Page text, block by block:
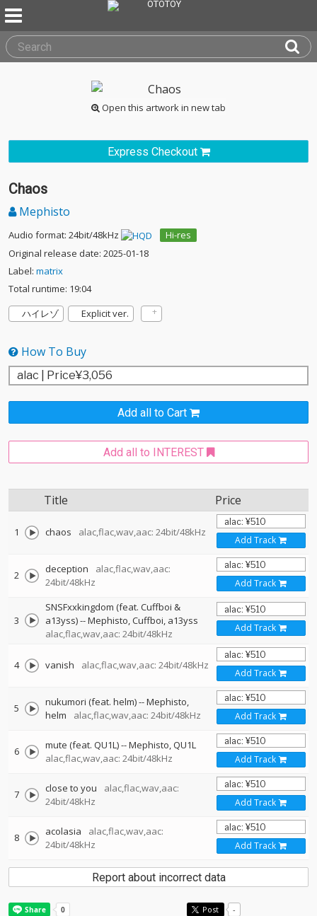
Open this artwork in new tab
Express Checkout
Chaos
Mephisto
Audio format: 24bit/48kHz
Hi-res
Original release date: 2025-01-18
Label: matrix
Total runtime: 19:04
ハイレゾ
Explicit ver.
How To Buy
Add all to Cart
Add all to INTEREST
Title Price
1 chaos alac,flac,wav,aac: 24bit/48kHz
Add Track
2 deception
alac,flac,wav,aac:
24bit/48kHz
Add Track
3
SNSFxxkingdom (feat. Cuffboi &
a13yss)--Mephisto Cuffboi a13yss
alac,flac,wav,aac: 24bit/48kHz
Add Track
4 vanish alac,flac,wav,aac: 24bit/48kHz
Add Track
5 nukumori (feat. helm)--Mephisto
helm
alac,flac,wav,aac: 24bit/48kHz Add Track
6 mute (feat. QU1L)--Mephisto QU1L
alac,flac,wav,aac: 24bit/48kHz
Add Track
7 close to you
alac,flac,wav,aac:
24bit/48kHz
Add Track
8 acolasia
alac,flac,wav,aac:
24bit/48kHz
Add Track
Report about incorrect data
Post -